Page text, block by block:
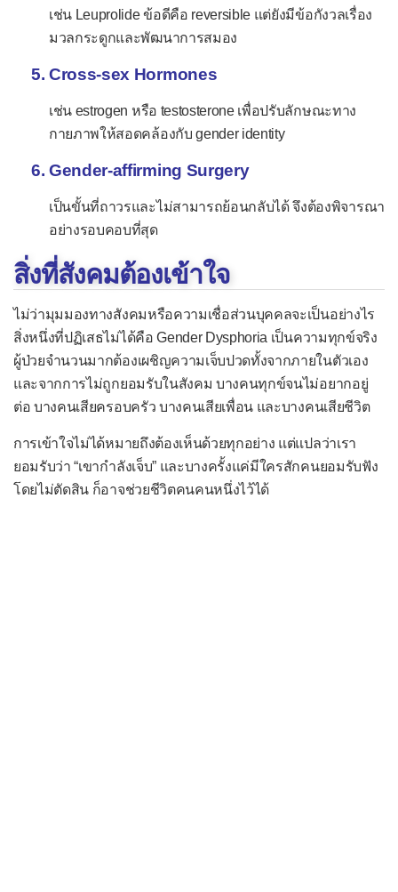
เช่น Leuprolide ข้อดีคือ reversible แต่ยังมีข้อกังวลเรื่อง
มวลกระดูกและพัฒนาการสมอง
Cross-sex Hormones
เช่น estrogen หรือ testosterone เพื่อปรับลักษณะทาง
กายภาพให้สอดคล้องกับ gender identity
Gender-affirming Surgery
เป็นขั้นที่ถาวรและไม่สามารถย้อนกลับได้ จึงต้องพิจารณา
อย่างรอบคอบที่สุด
สิ่งที่สังคมต้องเข้าใจ
ไม่ว่ามุมมองทางสังคมหรือความเชื่อส่วนบุคคลจะเป็นอย่างไร
สิ่งหนึ่งที่ปฏิเสธไม่ได้คือ Gender Dysphoria เป็นความทุกข์จริง
ผู้ป่วยจำนวนมากต้องเผชิญความเจ็บปวดทั้งจากภายในตัวเอง
และจากการไม่ถูกยอมรับในสังคม บางคนทุกข์จนไม่อยากอยู่
ต่อ บางคนเสียครอบครัว บางคนเสียเพื่อน และบางคนเสียชีวิต
การเข้าใจไม่ได้หมายถึงต้องเห็นด้วยทุกอย่าง แต่แปลว่าเรา
ยอมรับว่า “เขากำลังเจ็บ” และบางครั้งแค่มีใครสักคนยอมรับฟัง
โดยไม่ตัดสิน ก็อาจช่วยชีวิตคนคนหนึ่งไว้ได้